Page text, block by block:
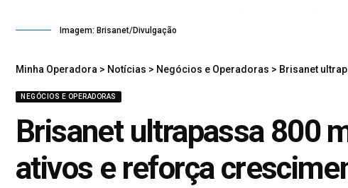
Imagem: Brisanet/Divulgação
Minha Operadora > Notícias > Negócios e Operadoras > Brisanet
NEGÓCIOS E OPERADORAS
Brisanet ultrapassa 800
ativos e reforça